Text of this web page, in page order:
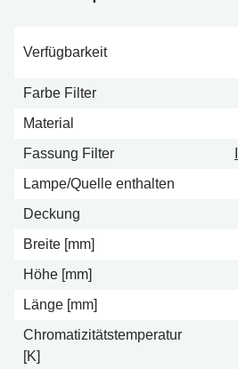
Verfügbarkeit
Farbe Filter
Material
Fassung Filter
Lampe/Quelle enthalten
Deckung
Breite [mm]
Höhe [mm]
Länge [mm]
Chromatizitätstemperatur
[K]